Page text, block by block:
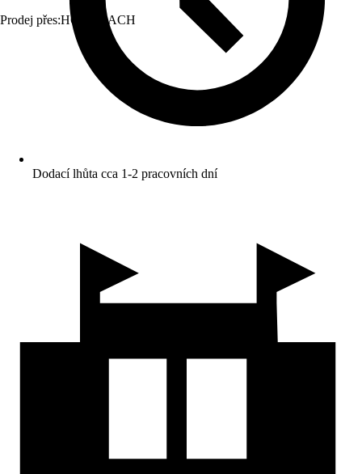
Prodej přes:HORNBACH
Dodací lhůta cca 1-2 pracovních dní